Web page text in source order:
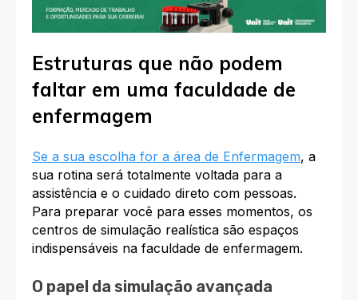
Estruturas que não podem
faltar em uma faculdade de
enfermagem
Se a sua escolha for a área de Enfermagem, a
sua rotina será totalmente voltada para a
assistência e o cuidado direto com pessoas.
Para preparar você para esses momentos, os
centros de simulação realística são espaços
indispensáveis na faculdade de enfermagem.
O papel da simulação avançada